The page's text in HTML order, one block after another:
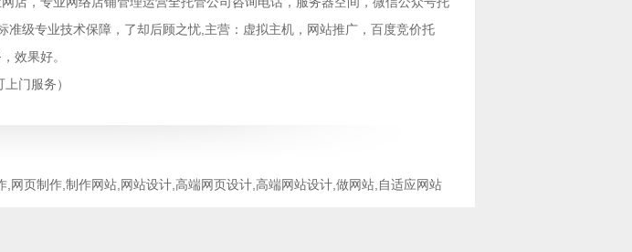
准级专业技术保障，了却后顾之忧,主营： 虚拟主机 ， 网站推广 ， 百度竞价托
效果好。
门服务）
页制作,制作网站,网站设计,高端网页设计,高端网站设计,做网站,自适应网站